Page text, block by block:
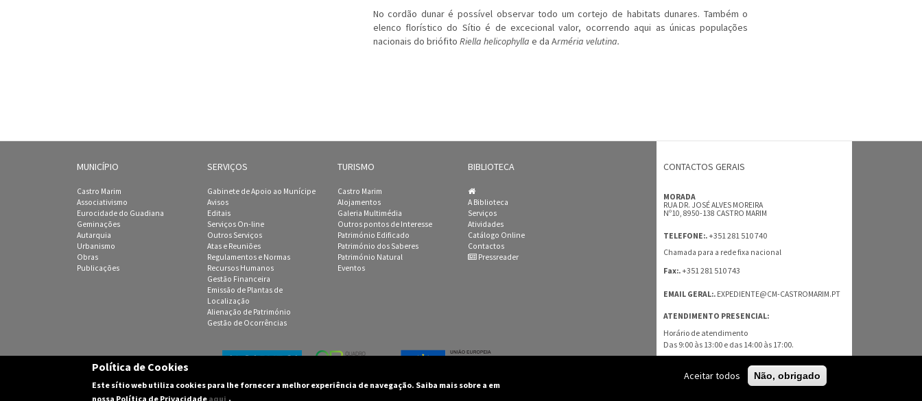
No cordão dunar é possível observar todo um cortejo de habitats dunares. Também o
elenco florístico do Sítio é de excecional valor, ocorrendo aqui as únicas populações
nacionais do briófito Riella helicophylla e da Arméria velutina.
MUNICÍPIO
Castro Marim
Associativismo
Eurocidade do Guadiana
Geminações
Autarquia
Urbanismo
Obras
Publicações
SERVIÇOS
Gabinete de Apoio ao Munícipe
Avisos
Editais
Serviços On-line
Outros Serviços
Atas e Reuniões
Regulamentos e Normas
Recursos Humanos
Gestão Financeira
Emissão de Plantas de
Localização
Alienação de Património
Gestão de Ocorrências
TURISMO
Castro Marim
Alojamentos
Galeria Multimédia
Outros pontos de Interesse
Património Edificado
Património dos Saberes
Património Natural
Eventos
BIBLIOTECA
A Biblioteca
Serviços
Atividades
Catálogo Online
Contactos
Pressreader
CONTACTOS GERAIS
MORADA
RUA DR. JOSÉ ALVES MOREIRA
Nº10, 8950-138 CASTRO MARIM
TELEFONE:.+351 281 510 740
Chamada para a rede fixa nacional
Fax:.+351 281 510 743
EMAIL GERAL:. EXPEDIENTE@CM-CASTROMARIM.PT
ATENDIMENTO PRESENCIAL:
Horário de atendimento
Das 9:00 às 13:00 e das 14:00 às 17:00.
TODOS OS CONTACTOS
(C) 2003-2016 Câmara Municipal de Castro Marim - Todos os direitos reservados
Política de Cookies
Este sítio web utiliza cookies para lhe fornecer a melhor experiência de navegação. Saiba mais sobre a em
nossa Política de Privacidade aqui .
Aceitar todos Não, obrigado